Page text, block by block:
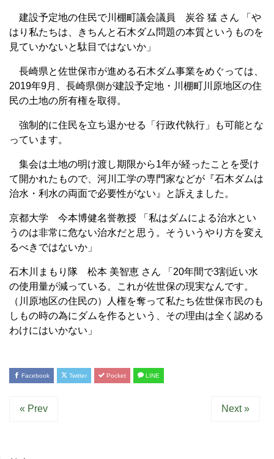
建設予定地の住民で川棚町議会議員 炭谷 猛 さん 「や
はり私たちは、きちんと石木ダム問題の本質というものを
見ていかないと駄目ではないか」
長崎県と佐世保市が進める石木ダム事業をめぐっては、
2019年9月、長崎県側が建設予定地・川棚町川原地区の住
民の土地の所有権を取得。
強制的に住民を立ち退かせる「行政代執行」も可能とな
っています。
集会は土地の明け渡し期限から1年が経ったことを受け
て開かれたもので、河川工学の専門家などが『石木ダムは
治水・利水の両面で必要性がない』と訴えました。
京都大学 今本博健名誉教授 「私はダムによる治水とい
うのは非常に危ない治水だと思う。そういうやり方を変え
るべきではないか」
石木川まもり隊 松本 美智恵 さん 「20年間で3割近い水
の使用量が減っている。これが佐世保の現実なんです。
（川原地区の住民の）人権を奪って私たち佐世保市民のも
しもの時の為にダムを作るという、その理由は全く認める
わけにはいかない」
Facebook Twitter Pocket LINE
« Prev Next »